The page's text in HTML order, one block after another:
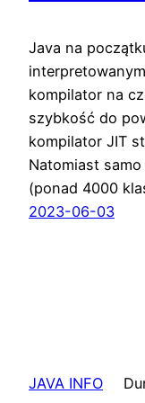
Java na
kompilator na
szybkość do
kompilator JIT
Natomiast
(ponad 4000
2023-06-03
JAVA INFO